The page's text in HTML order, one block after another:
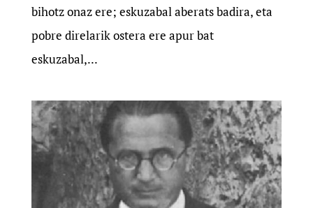
bihotz onaz ere; eskuzabal aberats badira, eta
pobre direlarik ostera ere apur bat
eskuzabal,...